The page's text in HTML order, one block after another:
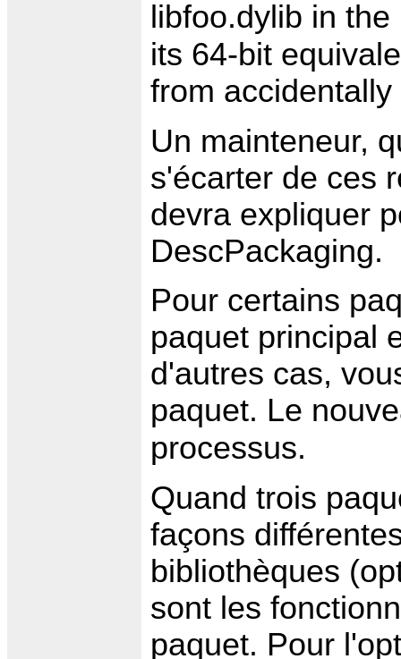
libfoo.dylib in
its 64-bit
from
Un mainteneur,
s'écarter de ces
devra expliquer
DescPackaging.
Pour certains
paquet principal
d'autres cas,
paquet. Le
processus.
Quand trois
façons
bibliothèques
sont les
paquet. Pour